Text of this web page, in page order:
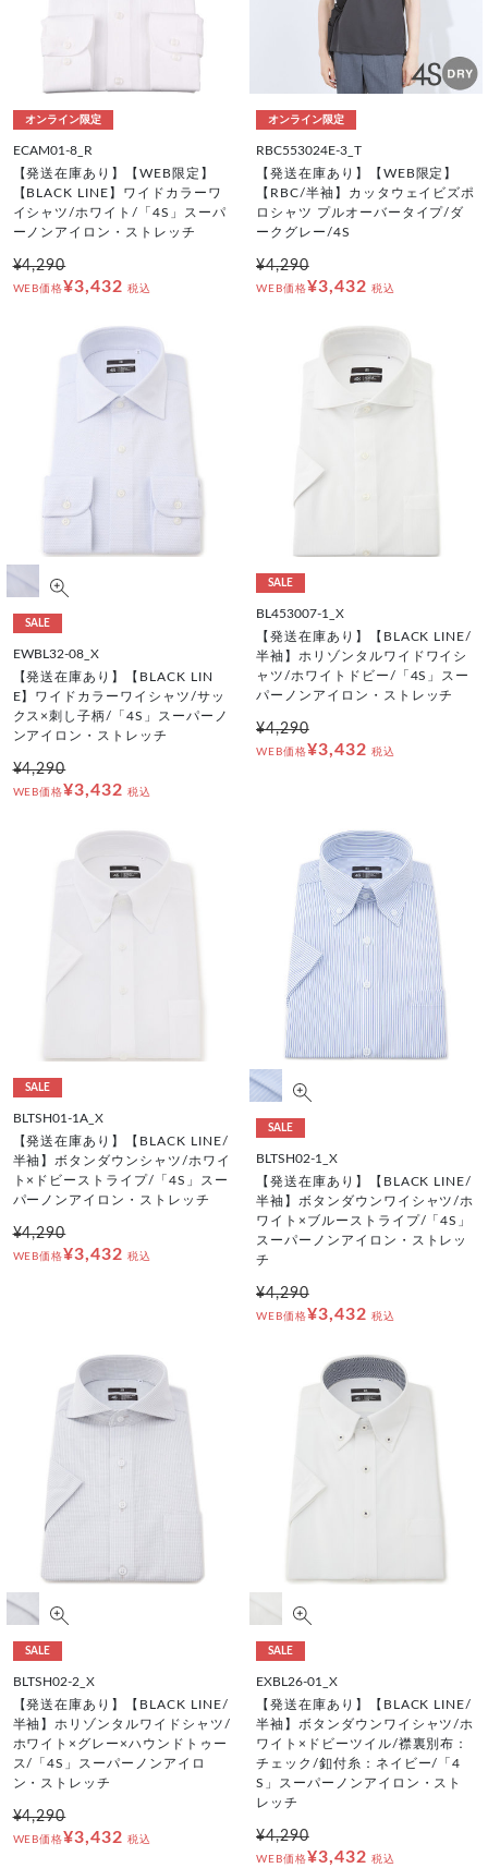
オンライン限定
ECAM01-8_R
【発送在庫あり】【WEB限定】
【BLACK LINE】ワイドカラーワ
イシャツ/ホワイト/「4S」スーパ
ーノンアイロン・ストレッチ
¥4,290
WEB価格¥3,432 税込
オンライン限定
RBC553024E-3_T
【発送在庫あり】【WEB限定】
【RBC/半袖】カッタウェイビズポ
ロシャツ プルオーバータイプ/ダ
ークグレー/4S
¥4,290
WEB価格¥3,432 税込
SALE
EWBL32-08_X
【発送在庫あり】【BLACK LIN
E】ワイドカラーワイシャツ/サッ
クス×刺し子柄/「4S」スーパーノ
ンアイロン・ストレッチ
¥4,290
WEB価格¥3,432 税込
SALE
BL453007-1_X
【発送在庫あり】【BLACK LINE/
半袖】ホリゾンタルワイドワイシ
ャツ/ホワイトドビー/「4S」スー
パーノンアイロン・ストレッチ
¥4,290
WEB価格¥3,432 税込
SALE
BLTSH01-1A_X
【発送在庫あり】【BLACK LINE/
半袖】ボタンダウンシャツ/ホワイ
ト×ドビーストライプ/「4S」スー
パーノンアイロン・ストレッチ
¥4,290
WEB価格¥3,432 税込
SALE
BLTSH02-1_X
【発送在庫あり】【BLACK LINE/
半袖】ボタンダウンワイシャツ/ホ
ワイト×ブルーストライプ/「4S」
スーパーノンアイロン・ストレッ
チ
¥4,290
WEB価格¥3,432 税込
SALE
BLTSH02-2_X
【発送在庫あり】【BLACK LINE/
半袖】ホリゾンタルワイドシャツ/
ホワイト×グレー×ハウンドトゥー
ス/「4S」スーパーノンアイロ
ン・ストレッチ
¥4,290
WEB価格¥3,432 税込
SALE
EXBL26-01_X
【発送在庫あり】【BLACK LINE/
半袖】ボタンダウンワイシャツ/ホ
ワイト×ドビーツイル/襟裏別布：
チェック/釦付糸：ネイビー/「4
S」スーパーノンアイロン・スト
レッチ
¥4,290
WEB価格¥3,432 税込